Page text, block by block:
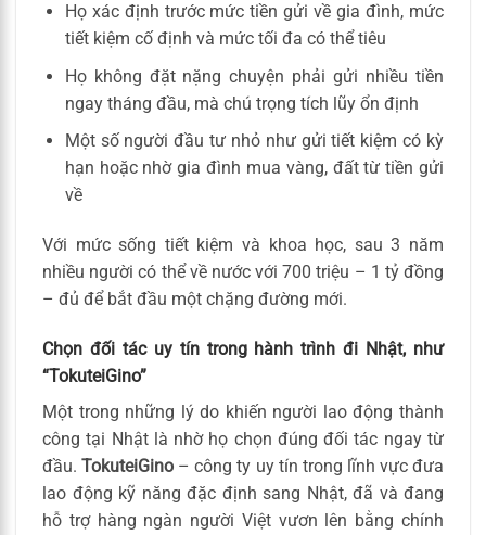
Họ xác định trước mức tiền gửi về gia đình, mức
tiết kiệm cố định và mức tối đa có thể tiêu
Họ không đặt nặng chuyện phải gửi nhiều tiền
ngay tháng đầu, mà chú trọng tích lũy ổn định
Một số người đầu tư nhỏ như gửi tiết kiệm có kỳ
hạn hoặc nhờ gia đình mua vàng, đất từ tiền gửi
về
Với mức sống tiết kiệm và khoa học, sau 3 năm
nhiều người có thể về nước với 700 triệu – 1 tỷ đồng
– đủ để bắt đầu một chặng đường mới.
Chọn đối tác uy tín trong hành trình đi Nhật, như
“TokuteiGino”
Một trong những lý do khiến người lao động thành
công tại Nhật là nhờ họ chọn đúng đối tác ngay từ
đầu.TokuteiGino – công ty uy tín trong lĩnh vực đưa
lao động kỹ năng đặc định sang Nhật, đã và đang
hỗ trợ hàng ngàn người Việt vươn lên bằng chính